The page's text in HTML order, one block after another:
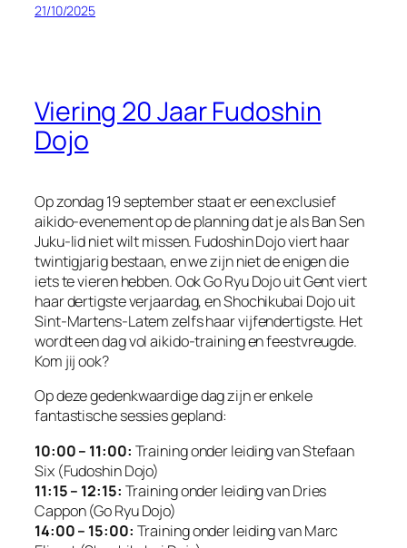
21/10/2025
Viering 20 Jaar Fudoshin
Dojo
Op zondag 19 september staat er een exclusief
aikido-evenement op de planning dat je als Ban Sen
Juku-lid niet wilt missen. Fudoshin Dojo viert haar
twintigjarig bestaan, en we zijn niet de enigen die
iets te vieren hebben. Ook Go Ryu Dojo uit Gent viert
haar dertigste verjaardag, en Shochikubai Dojo uit
Sint-Martens-Latem zelfs haar vijfendertigste. Het
wordt een dag vol aikido-training en feestvreugde.
Kom jij ook?
Op deze gedenkwaardige dag zijn er enkele
fantastische sessies gepland:
10:00 – 11:00: Training onder leiding van Stefaan
Six (Fudoshin Dojo)
11:15 – 12:15: Training onder leiding van Dries
Cappon (Go Ryu Dojo)
14:00 – 15:00: Training onder leiding van Marc